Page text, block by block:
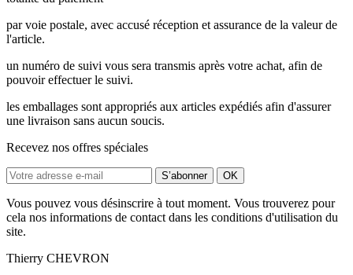
par voie postale, avec accusé réception et assurance de la valeur de
l'article.
un numéro de suivi vous sera transmis après votre achat, afin de
pouvoir effectuer le suivi.
les emballages sont appropriés aux articles expédiés afin d'assurer
une livraison sans aucun soucis.
Recevez nos offres spéciales
Vous pouvez vous désinscrire à tout moment. Vous trouverez pour
cela nos informations de contact dans les conditions d'utilisation du
site.
Thierry CHEVRON